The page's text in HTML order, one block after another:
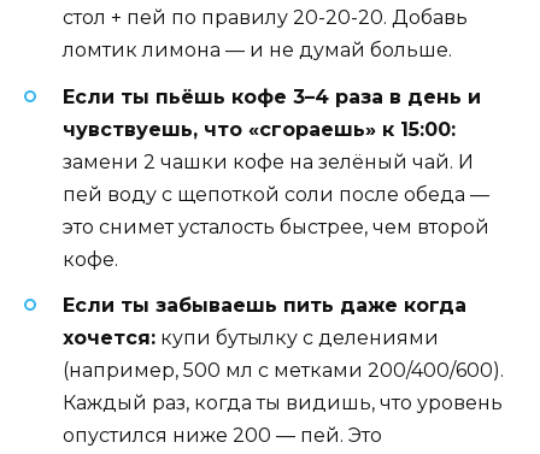
стол + пей по правилу 20-20-20. Добавь
ломтик лимона — и не думай больше.
Если ты пьёшь кофе 3–4 раза в день и
чувствуешь, что «сгораешь» к 15:00:
замени 2 чашки кофе на зелёный чай. И
пей воду с щепоткой соли после обеда —
это снимет усталость быстрее, чем второй
кофе.
Если ты забываешь пить даже когда
хочется: купи бутылку с делениями
(например, 500 мл с метками 200/400/600).
Каждый раз, когда ты видишь, что уровень
опустился ниже 200 — пей. Это